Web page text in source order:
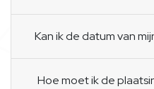
Kan ik de datum van
Hoe moet ik de